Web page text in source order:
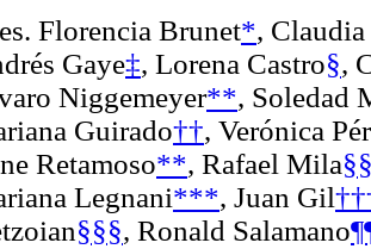
Florencia Brunet*,
Gaye‡, Lorena Castro§,
Niggemeyer**, Soledad
Guirado††, Verónica
Retamoso**, Rafael Mila
Legnani***, Juan Gil
§§§, Ronald Salamano